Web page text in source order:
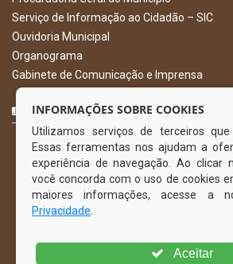
Serviço de Informação ao Cidadão – SIC
Ouvidoria Municipal
Organograma
Gabinete de Comunicação e Imprensa
CURTA NOSSA FAN PAGE
INFORMAÇÕES SOBRE COOKIES
Utilizamos serviços de terceiros que
Essas ferramentas nos ajudam a
experiência de navegação. Ao clicar
você concorda com o uso de cookies
maiores informações, acesse a
Privacidade
Aceitar